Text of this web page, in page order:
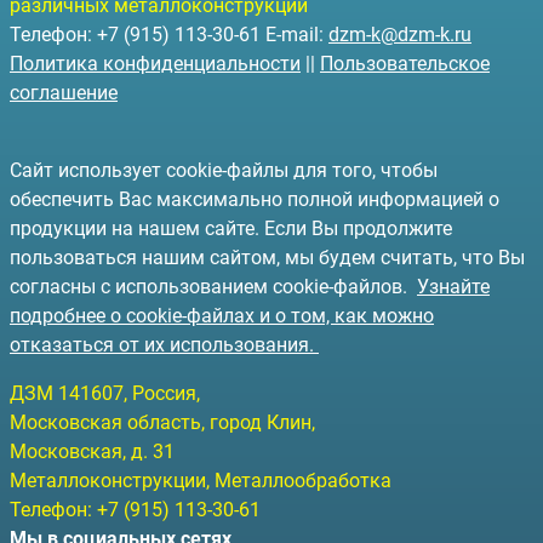
различных металлоконструкций
Телефон: +7 (915) 113-30-61 E-mail: dzm-k@dzm-k.ru
Политика конфиденциальности || Пользовательское
соглашение
Сайт использует cookie-файлы для того, чтобы
обеспечить Вас максимально полной информацией о
продукции на нашем сайте. Если Вы продолжите
пользоваться нашим сайтом, мы будем считать, что Вы
согласны с использованием cookie-файлов. Узнайте
подробнее о cookie-файлах и о том, как можно
отказаться от их использования.
ДЗМ 141607, Россия,
Московская область, город Клин,
Московская, д. 31
Металлоконструкции, Металлообработка
Телефон: +7 (915) 113-30-61